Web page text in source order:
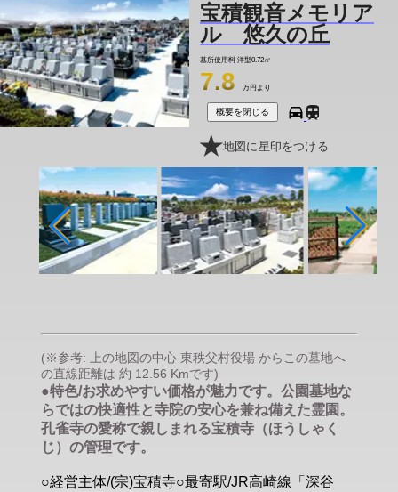
宝積観音メモリア
ル 悠久の丘
墓所使用料 洋型0.72㎡
7.8 万円より
概要を閉じる
地図に星印をつける
(※参考: 上の地図の中心 東秩父村役場 からこの墓地へ
の直線距離は 約 12.56 Kmです)
●特色/お求めやすい価格が魅力です。公園墓地な
らではの快適性と寺院の安心を兼ね備えた霊園。
孔雀寺の愛称で親しまれる宝積寺（ほうしゃく
じ）の管理です。
○経営主体/(宗)宝積寺○最寄駅/JR高崎線「深谷